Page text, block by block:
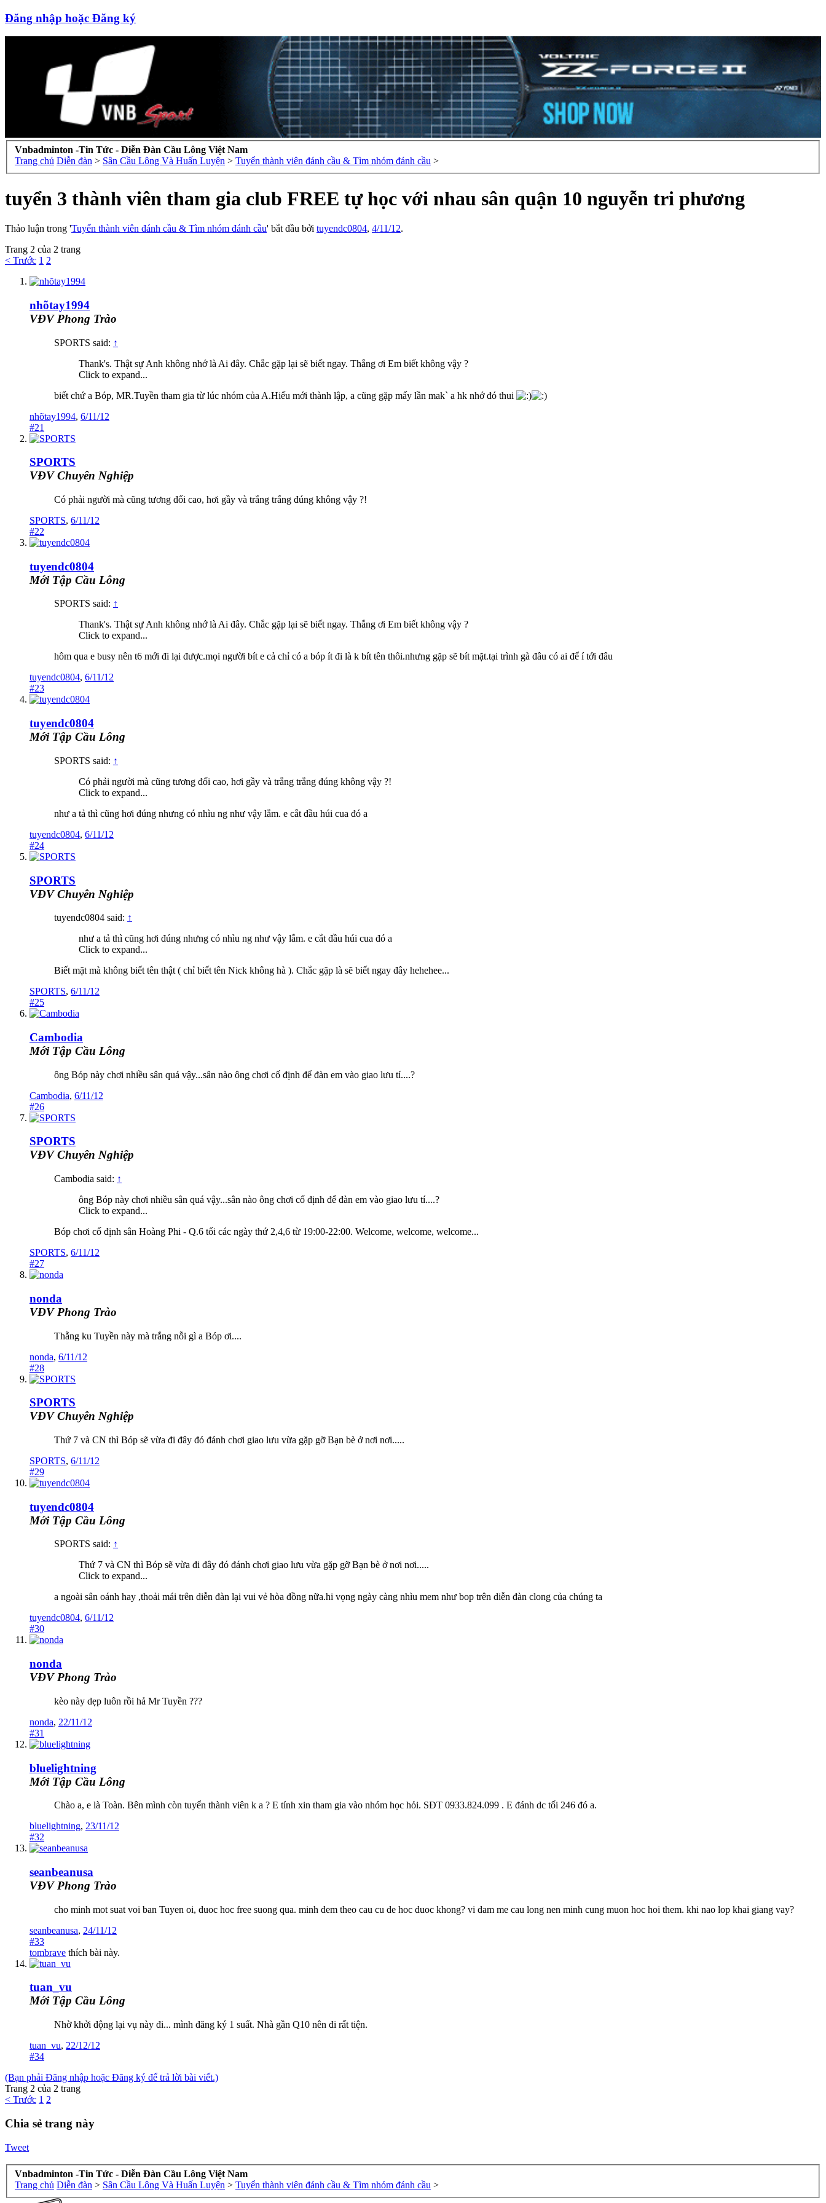
Đăng nhập hoặc Đăng ký
Vnbadminton -Tin Tức - Diễn Đàn Cầu Lông Việt Nam
Trang chủ Diễn đàn > Sân Cầu Lông Và Huấn Luyện > Tuyển thành viên đánh cầu & Tìm nhóm đánh cầu >
tuyển 3 thành viên tham gia club FREE tự học với nhau sân quận 10 nguyễn tri phương
Thảo luận trong 'Tuyển thành viên đánh cầu & Tìm nhóm đánh cầu' bắt đầu bởi tuyendc0804, 4/11/12.
Trang 2 của 2 trang
< Trước 1 2
nhõtay1994
VĐV Phong Trào
SPORTS said: ↑
Thank's. Thật sự Anh không nhớ là Ai đây. Chắc gặp lại sẽ biết ngay. Thắng ơi Em biết không vậy ?
Click to expand...
biết chứ a Bóp, MR.Tuyền tham gia từ lúc nhóm của A.Hiếu mới thành lập, a cũng gặp mấy lần mak` a hk nhớ đó thui
nhõtay1994, 6/11/12
#21
SPORTS
VĐV Chuyên Nghiệp
Có phải người mà cũng tương đối cao, hơi gầy và trắng trắng đúng không vậy ?!
SPORTS, 6/11/12
#22
tuyendc0804
Mới Tập Cầu Lông
SPORTS said: ↑
Thank's. Thật sự Anh không nhớ là Ai đây. Chắc gặp lại sẽ biết ngay. Thắng ơi Em biết không vậy ?
Click to expand...
hôm qua e busy nên t6 mới đi lại được.mọi người bít e cả chỉ có a bóp ít đi là k bít tên thôi.nhưng gặp sẽ bít mặt.tại trình gà đâu có ai để í tới đâu
tuyendc0804, 6/11/12
#23
tuyendc0804
Mới Tập Cầu Lông
SPORTS said: ↑
Có phải người mà cũng tương đối cao, hơi gầy và trắng trắng đúng không vậy ?!
Click to expand...
như a tả thì cũng hơi đúng nhưng có nhìu ng như vậy lắm. e cắt đầu húi cua đó a
tuyendc0804, 6/11/12
#24
SPORTS
VĐV Chuyên Nghiệp
tuyendc0804 said: ↑
như a tả thì cũng hơi đúng nhưng có nhìu ng như vậy lắm. e cắt đầu húi cua đó a
Click to expand...
Biết mặt mà không biết tên thật ( chỉ biết tên Nick không hà ). Chắc gặp là sẽ biết ngay đây hehehee...
SPORTS, 6/11/12
#25
Cambodia
Mới Tập Cầu Lông
ông Bóp này chơi nhiều sân quá vậy...sân nào ông chơi cố định để đàn em vào giao lưu tí....?
Cambodia, 6/11/12
#26
SPORTS
VĐV Chuyên Nghiệp
Cambodia said: ↑
ông Bóp này chơi nhiều sân quá vậy...sân nào ông chơi cố định để đàn em vào giao lưu tí....?
Click to expand...
Bóp chơi cố định sân Hoàng Phi - Q.6 tối các ngày thứ 2,4,6 từ 19:00-22:00. Welcome, welcome, welcome...
SPORTS, 6/11/12
#27
nonda
VĐV Phong Trào
Thằng ku Tuyền này mà trắng nỗi gì a Bóp ơi....
nonda, 6/11/12
#28
SPORTS
VĐV Chuyên Nghiệp
Thứ 7 và CN thì Bóp sẽ vừa đi đây đó đánh chơi giao lưu vừa gặp gỡ Bạn bè ở nơi nơi.....
SPORTS, 6/11/12
#29
tuyendc0804
Mới Tập Cầu Lông
SPORTS said: ↑
Thứ 7 và CN thì Bóp sẽ vừa đi đây đó đánh chơi giao lưu vừa gặp gỡ Bạn bè ở nơi nơi.....
Click to expand...
a ngoài sân oánh hay ,thoải mái trên diễn đàn lại vui vẻ hòa đồng nữa.hi vọng ngày càng nhìu mem như bop trên diễn đàn clong của chúng ta
tuyendc0804, 6/11/12
#30
nonda
VĐV Phong Trào
kèo này dẹp luôn rồi hả Mr Tuyền ???
nonda, 22/11/12
#31
bluelightning
Mới Tập Cầu Lông
Chào a, e là Toàn. Bên mình còn tuyển thành viên k a ? E tính xin tham gia vào nhóm học hỏi. SĐT 0933.824.099 . E đánh dc tối 246 đó a.
bluelightning, 23/11/12
#32
seanbeanusa
VĐV Phong Trào
cho minh mot suat voi ban Tuyen oi, duoc hoc free suong qua. minh dem theo cau cu de hoc duoc khong? vi dam me cau long nen minh cung muon hoc hoi them. khi nao lop khai giang vay?
seanbeanusa, 24/11/12
#33
tombrave thích bài này.
tuan_vu
Mới Tập Cầu Lông
Nhờ khởi động lại vụ này đi... mình đăng ký 1 suất. Nhà gần Q10 nên đi rất tiện.
tuan_vu, 22/12/12
#34
(Bạn phải Đăng nhập hoặc Đăng ký để trả lời bài viết.)
Trang 2 của 2 trang
< Trước 1 2
Chia sẻ trang này
Tweet
Vnbadminton -Tin Tức - Diễn Đàn Cầu Lông Việt Nam
Trang chủ Diễn đàn > Sân Cầu Lông Và Huấn Luyện > Tuyển thành viên đánh cầu & Tìm nhóm đánh cầu >